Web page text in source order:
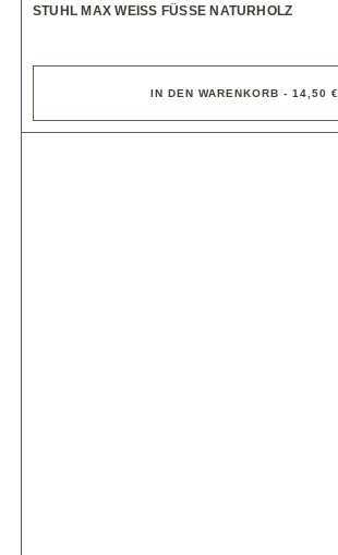
STUHL MAX WEISS FÜSSE NATURHOLZ
IN DEN WARENKORB - 14,50 €